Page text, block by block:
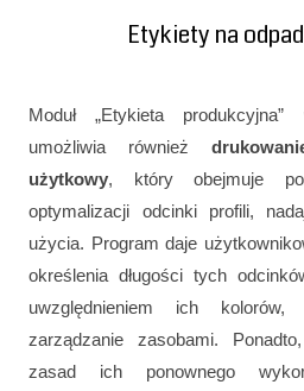
Etykiety na
Moduł „Etykieta
umożliwia również
użytkowy, który obejmuje
optymalizacji odcinki profili,
użycia. Program daje
określenia długości tych
uwzględnieniem ich
zarządzanie zasobami.
zasad ich ponownego